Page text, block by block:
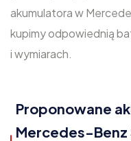
akumulatora w
kupimy odpowiednią
i wymiarach.
Proponowane
Mercedes-Benz